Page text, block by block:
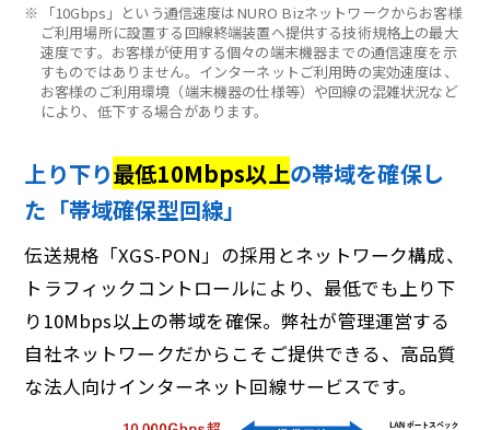
※
「10Gbps」という通信速度はNURO Bizネットワークからお客様
ご利用場所に設置する回線終端装置へ提供する技術規格上の最大
速度です。お客様が使用する個々の端末機器までの通信速度を示
すものではありません。インターネットご利用時の実効速度は、
お客様のご利用環境（端末機器の仕様等）や回線の混雑状況など
により、低下する場合があります。
上り下り最低10Mbps以上の帯域を確保し
た「帯域確保型回線」
伝送規格「XGS-PON」の採用とネットワーク構成、
トラフィックコントロールにより、最低でも上り下
り10Mbps以上の帯域を確保。弊社が管理運営する
自社ネットワークだからこそご提供できる、高品質
な法人向けインターネット回線サービスです。